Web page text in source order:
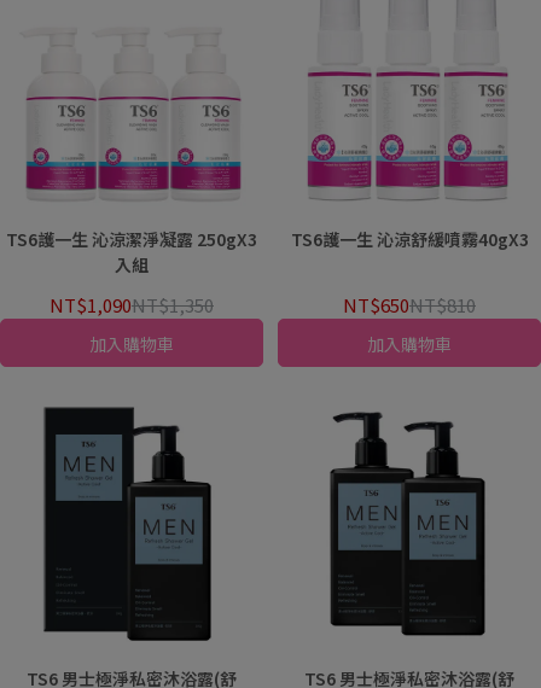
TS6護一生 沁涼潔淨凝露 250gX3
入組
NT$1,090NT$1,350
加入購物車
TS6護一生 沁涼舒緩噴霧40gX3
NT$650NT$810
加入購物車
TS6 男士極淨私密沐浴露(舒 TS6 男士極淨私密沐浴露(舒